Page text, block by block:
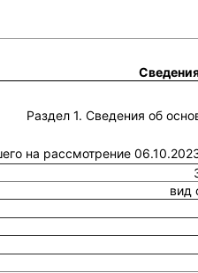
Раздел 1. Сведения об
на рассмотрение
вид